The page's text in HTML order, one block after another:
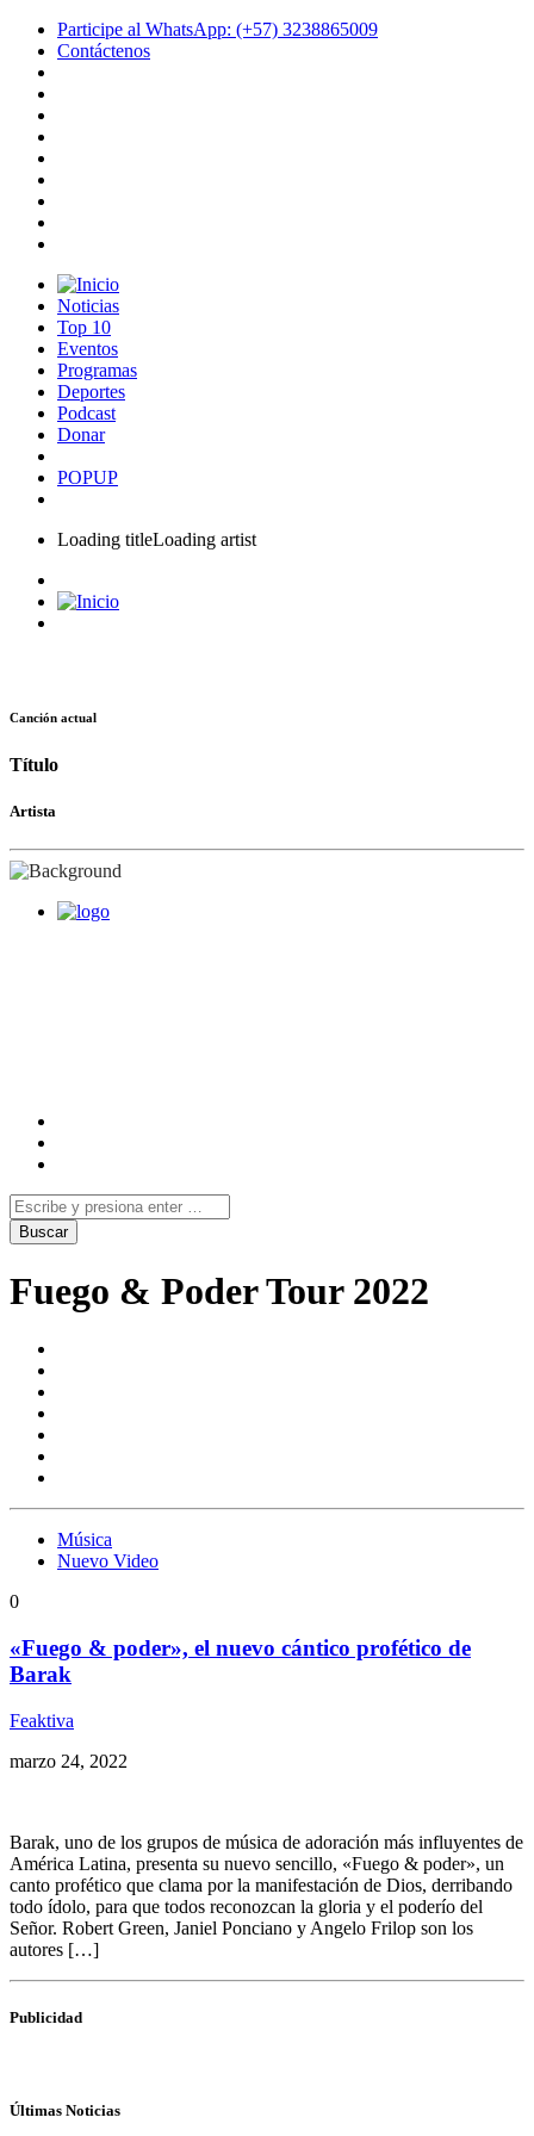
Participe al WhatsApp: (+57) 3238865009
Contáctenos
Noticias
Top 10
Eventos
Programas
Deportes
Podcast
Donar
POPUP
Loading titleLoading artist
Canción actual
Título
Artista
Fuego & Poder Tour 2022
Música
Nuevo Video
0
«Fuego & poder», el nuevo cántico profético de
Barak
Feaktiva
marzo 24, 2022
Barak, uno de los grupos de música de adoración más influyentes de
América Latina, presenta su nuevo sencillo, «Fuego & poder», un
canto profético que clama por la manifestación de Dios, derribando
todo ídolo, para que todos reconozcan la gloria y el poderío del
Señor. Robert Green, Janiel Ponciano y Angelo Frilop son los
autores […]
Publicidad
Últimas Noticias